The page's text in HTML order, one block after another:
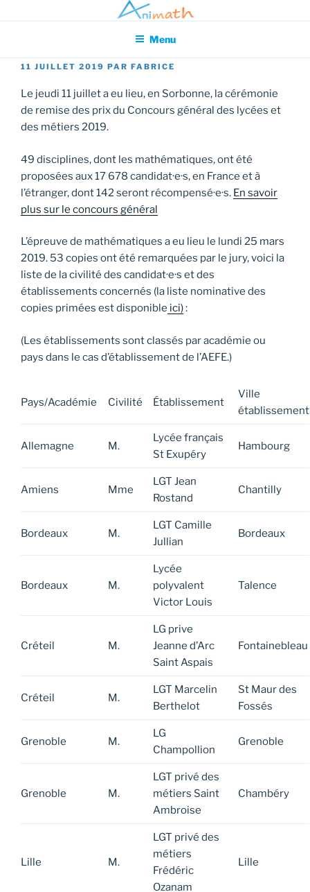
au
principal
Association pour l'Animation en Mathématiques
Menu
PUBLIÉ
11 JUILLET 2019 PAR FABRICE
Le jeudi 11 juillet a eu lieu, en Sorbonne, la cérémonie
de remise des prix du Concours général des lycées et
des métiers 2019.
49 disciplines, dont les mathématiques, ont été
proposées aux 17 678 candidat·e·s, en France et à
l’étranger, dont 142 seront récompensé·e·s. En savoir
plus sur le concours général
L’épreuve de mathématiques a eu lieu le lundi 25 mars
2019. 53 copies ont été remarquées par le jury, voici la
liste de la civilité des candidat·e·s et des
établissements concernés (la liste nominative des
copies primées est disponible ici):
(Les établissements sont classés par académie ou
pays dans le cas d’établissement de l’AEFE.)
Pays/Académie Civilité Établissement
Ville
établissement
Allemagne M.
Lycée français
St Exupéry
Hambourg
Amiens Mme
LGT Jean
Rostand
Chantilly
Bordeaux M.
LGT Camille
Jullian
Bordeaux
Bordeaux M.
Lycée
polyvalent
Victor Louis
Talence
Créteil M.
LG prive
Jeanne d’Arc
Saint Aspais
Fontainebleau
Créteil M.
LGT Marcelin
Berthelot
St Maur des
Fossés
Grenoble M.
LG
Champollion
Grenoble
Grenoble M.
LGT privé des
métiers Saint
Ambroise
Chambéry
Lille M.
LGT privé des
métiers
Frédéric
Ozanam
Lille